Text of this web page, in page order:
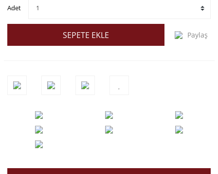
Adet
SEPETE EKLE Paylaş